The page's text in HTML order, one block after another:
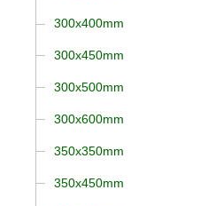
300x400mm
300x450mm
300x500mm
300x600mm
350x350mm
350x450mm